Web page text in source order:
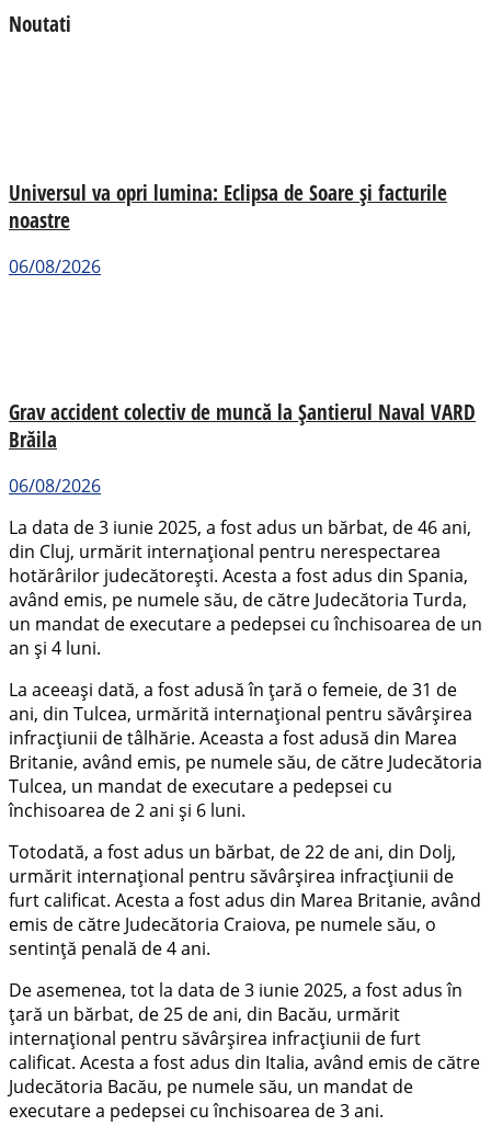
Noutati
Universul va opri lumina: Eclipsa de Soare și facturile
noastre
06/08/2026
Grav accident colectiv de muncă la Șantierul Naval VARD
Brăila
06/08/2026
La data de 3 iunie 2025, a fost adus un bărbat, de 46 ani,
din Cluj, urmărit internațional pentru nerespectarea
hotărârilor judecătorești. Acesta a fost adus din Spania,
având emis, pe numele său, de către Judecătoria Turda,
un mandat de executare a pedepsei cu închisoarea de un
an și 4 luni.
La aceeași dată, a fost adusă în țară o femeie, de 31 de
ani, din Tulcea, urmărită internațional pentru săvârșirea
infracțiunii de tâlhărie. Aceasta a fost adusă din Marea
Britanie, având emis, pe numele său, de către Judecătoria
Tulcea, un mandat de executare a pedepsei cu
închisoarea de 2 ani și 6 luni.
Totodată, a fost adus un bărbat, de 22 de ani, din Dolj,
urmărit internațional pentru săvârșirea infracțiunii de
furt calificat. Acesta a fost adus din Marea Britanie, având
emis de către Judecătoria Craiova, pe numele său, o
sentință penală de 4 ani.
De asemenea, tot la data de 3 iunie 2025, a fost adus în
țară un bărbat, de 25 de ani, din Bacău, urmărit
internațional pentru săvârșirea infracțiunii de furt
calificat. Acesta a fost adus din Italia, având emis de către
Judecătoria Bacău, pe numele său, un mandat de
executare a pedepsei cu închisoarea de 3 ani.